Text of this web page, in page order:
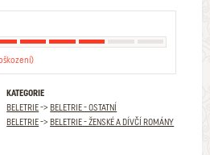
KATEGORIE
BELETRIE->BELETRIE - OSTATNÍ
BELETRIE->BELETRIE - ŽENSKÉ A DÍVČÍ ROMÁNY